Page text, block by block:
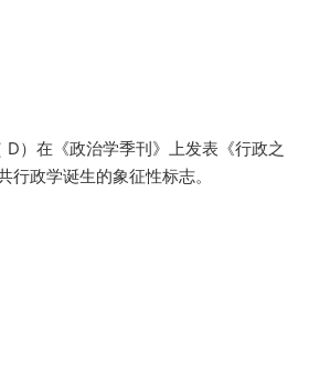
）在《政治学季刊》上发表《行政之
行政学诞生的象征性标志。